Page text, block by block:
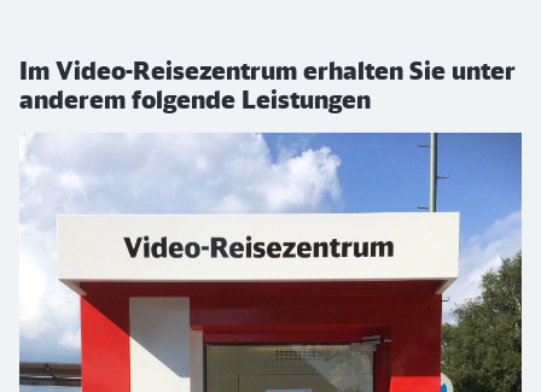
Im Video-Reisezentrum erhalten Sie unter
anderem folgende Leistungen